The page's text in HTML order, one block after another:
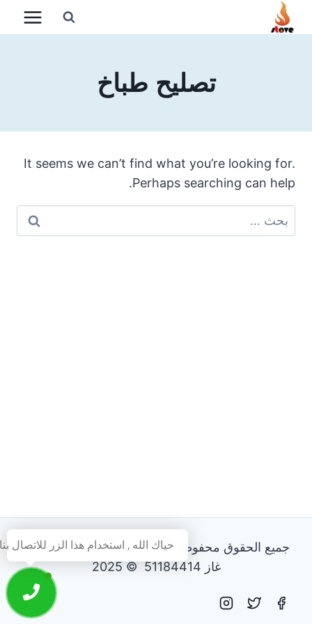
التجاوز
تصليح طباخ
It seems we can’t find what you’re looking for.
Perhaps searching can help.
عن:
جميع الحقوق محفوظة - فني تصليح طباخات و افران
غاز 51184414 © 2025
حياك الله , استخدام هذا الزر للاتصال بنا